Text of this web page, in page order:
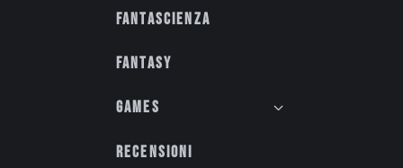
Fantascienza
Fantasy
Games
Recensioni